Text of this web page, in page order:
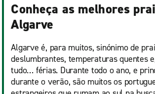
Conheça as melhores
Algarve
Algarve é, para muitos, sinónimo de
deslumbrantes, temperaturas quentes
tudo… férias. Durante todo o ano, e
durante o verão, são muitos os